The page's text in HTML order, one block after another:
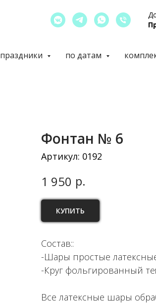
праздники по датам
Фонтан № 6
Артикул: 0192
1 950 р.
КУПИТЬ
Состав::
-Шары простые
-Круг фольгированный
Все латексные шары